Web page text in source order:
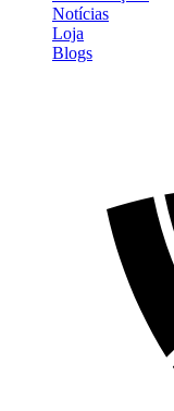
Notícias
Loja
Blogs